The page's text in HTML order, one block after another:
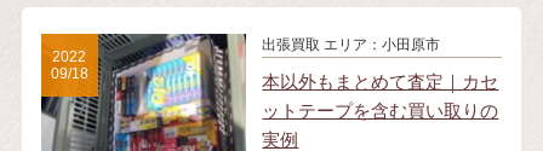
出張買取 エリア：小田原市
本以外もまとめて査定｜カセ
ットテープを含む買い取りの
実例
2022
09/18